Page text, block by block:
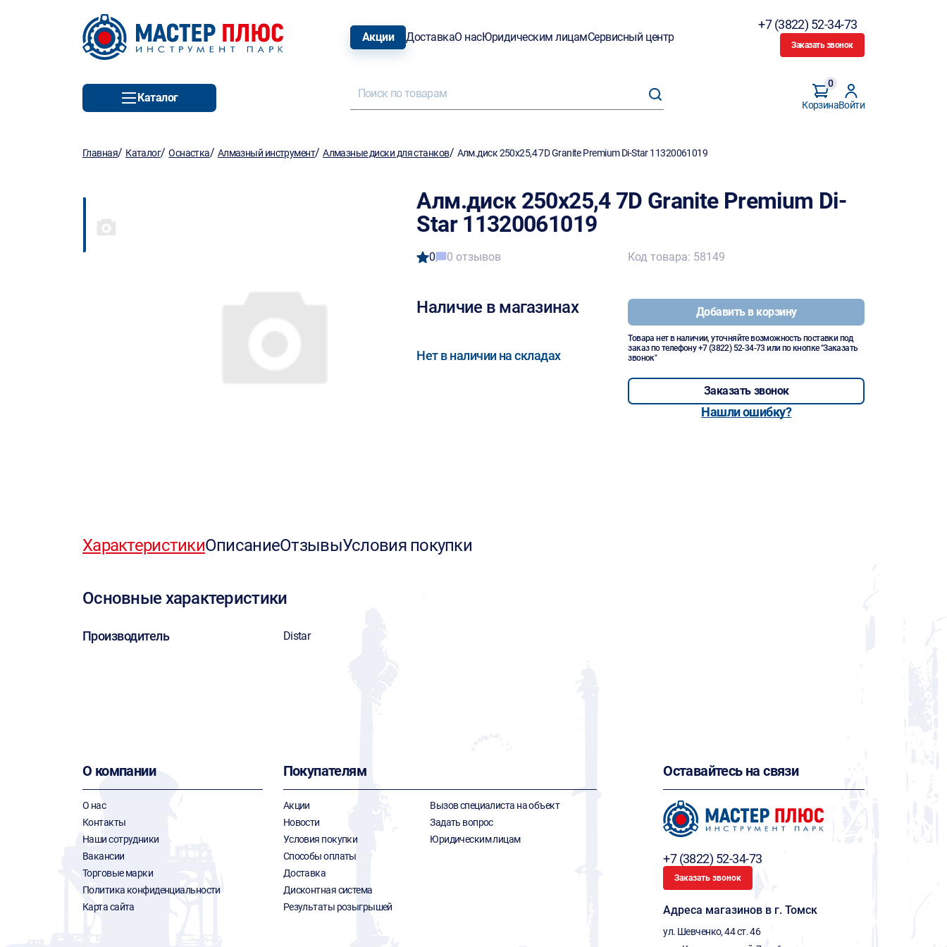
Акции ДоставкаО насЮридическим лицамСервисный центр
+7 (3822) 52-34-73
Заказать звонок
Каталог
Корзина
0
Войти
Главная/ Каталог/Оснастка/ Алмазный инструмент/Алмазные диски для станков/ Алм.диск 250х25,4 7D Granite Premium Di-Star 11320061019
Алм.диск 250х25,4 7D Granite Premium Di-
Star 11320061019
0 0 отзывов
Наличие в магазинах
Нет в наличии на складах
Код товара: 58149
Добавить в корзину
Товара нет в наличии, уточняйте возможность поставки под
заказ по телефону+7 (3822) 52-34-73 или по кнопке "Заказать
звонок"
Заказать звонок
Нашли ошибку?
ХарактеристикиОписаниеОтзывыУсловия покупки
Основные характеристики
Производитель Distar
О компании
О нас
Контакты
Наши сотрудники
Вакансии
Торговые марки
Политика конфиденциальности
Карта сайта
Покупателям
Акции
Новости
Условия покупки
Способы оплаты
Доставка
Дисконтная система
Результаты розыгрышей
Вызов специалиста на объект
Задать вопрос
Юридическим лицам
Оставайтесь на связи
+7 (3822) 52-34-73
Заказать звонок
Адреса магазинов в г. Томск
ул. Шевченко, 44 ст. 46